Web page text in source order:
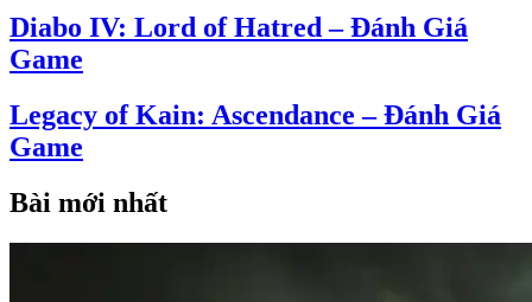
Diabo IV: Lord of Hatred – Đánh Giá
Game
Legacy of Kain: Ascendance – Đánh Giá
Game
Bài mới nhất